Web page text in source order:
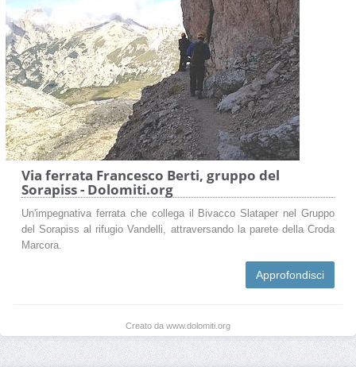
Via ferrata Francesco Berti, gruppo del
Sorapiss - Dolomiti.org
Un'impegnativa ferrata che collega il Bivacco Slataper nel Gruppo
del Sorapiss al rifugio Vandelli, attraversando la parete della Croda
Marcora.
Approfondisci
Creato da www.dolomiti.org